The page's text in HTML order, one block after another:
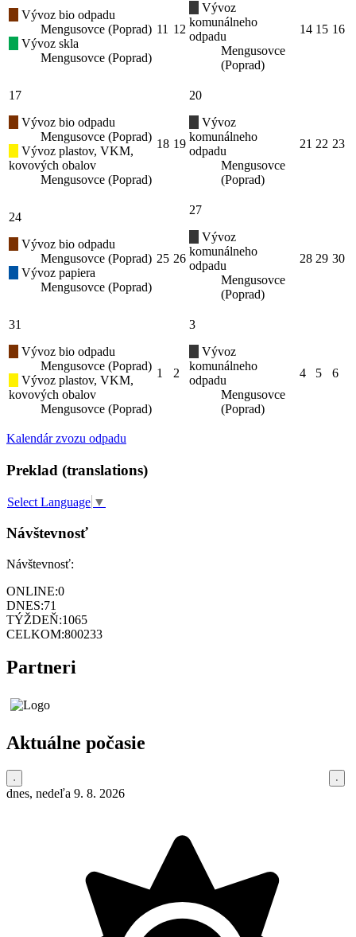
Vývoz bio odpadu
Mengusovce (Poprad)
Vývoz skla
Mengusovce (Poprad)
11 12
Vývoz
komunálneho
odpadu
Mengusovce
(Poprad)
14 15 16
17
Vývoz bio odpadu
Mengusovce (Poprad)
Vývoz plastov, VKM,
kovových obalov
Mengusovce (Poprad)
18 19
20
Vývoz
komunálneho
odpadu
Mengusovce
(Poprad)
21 22 23
24
Vývoz bio odpadu
Mengusovce (Poprad)
Vývoz papiera
Mengusovce (Poprad)
25 26
27
Vývoz
komunálneho
odpadu
Mengusovce
(Poprad)
28 29 30
31
Vývoz bio odpadu
Mengusovce (Poprad)
Vývoz plastov, VKM,
kovových obalov
Mengusovce (Poprad)
1 2
3
Vývoz
komunálneho
odpadu
Mengusovce
(Poprad)
4 5 6
Kalendár zvozu odpadu
Preklad (translations)
Select Language ▼
Návštevnosť
Návštevnosť:
ONLINE:0
DNES:71
TÝŽDEŇ:1065
CELKOM:800233
Partneri
Aktuálne počasie
dnes, nedeľa 9. 8. 2026